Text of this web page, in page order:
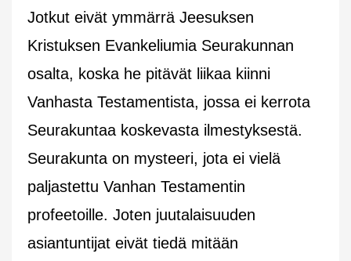
Jotkut eivät ymmärrä Jeesuksen
Kristuksen Evankeliumia Seurakunnan
osalta, koska he pitävät liikaa kiinni
Vanhasta Testamentista, jossa ei kerrota
Seurakuntaa koskevasta ilmestyksestä.
Seurakunta on mysteeri, jota ei vielä
paljastettu Vanhan Testamentin
profeetoille. Joten juutalaisuuden
asiantuntijat eivät tiedä mitään